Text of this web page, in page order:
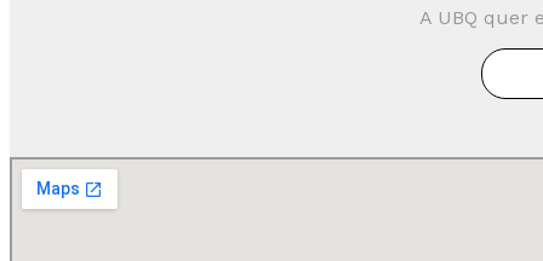
A UBQ quer